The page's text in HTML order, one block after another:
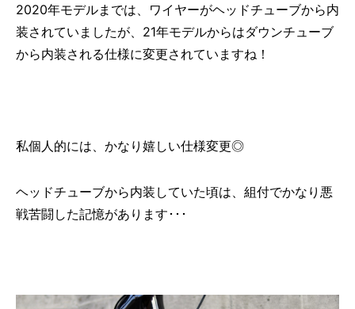
2020年モデルまでは、ワイヤーがヘッドチューブから内
装されていましたが、21年モデルからはダウンチューブ
から内装される仕様に変更されていますね！
私個人的には、かなり嬉しい仕様変更◎
ヘッドチューブから内装していた頃は、組付でかなり悪
戦苦闘した記憶があります･･･